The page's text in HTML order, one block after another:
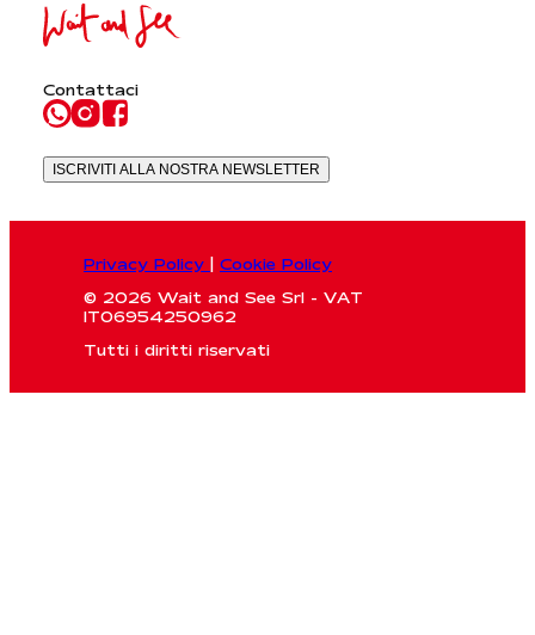
Contattaci
ISCRIVITI ALLA NOSTRA NEWSLETTER
Privacy Policy
Cookie Policy
© 2026 Wait and See Srl - VAT
IT06954250962
Tutti i diritti riservati